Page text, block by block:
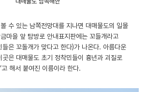
수 있는 남쪽전망대를 지나면 대매물도의 일몰
마을 앞 탐방로 안내표지판에는 꼬들개라고
들은 꼬돌개가 맞다고 한다)가 나온다. 아름다운
은 대매물도 초기 정착민들이 흉년과 괴질로
고 해서 붙여진 이름이라 한다.